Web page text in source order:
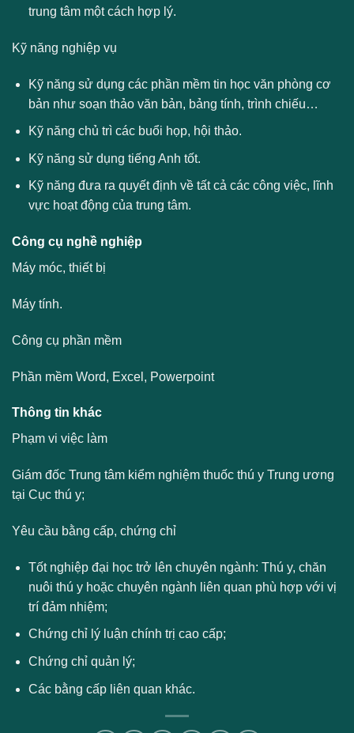
trung tâm một cách hợp lý.
Kỹ năng nghiệp vụ
Kỹ năng sử dụng các phần mềm tin học văn phòng cơ
bản như soạn thảo văn bản, bảng tính, trình chiếu…
Kỹ năng chủ trì các buổi họp, hội thảo.
Kỹ năng sử dụng tiếng Anh tốt.
Kỹ năng đưa ra quyết định về tất cả các công việc, lĩnh
vực hoạt động của trung tâm.
Công cụ nghề nghiệp
Máy móc, thiết bị
Máy tính.
Công cụ phần mềm
Phần mềm Word, Excel, Powerpoint
Thông tin khác
Phạm vi việc làm
Giám đốc Trung tâm kiểm nghiệm thuốc thú y Trung ương
tại Cục thú y;
Yêu cầu bằng cấp, chứng chỉ
Tốt nghiệp đại học trở lên chuyên ngành: Thú y, chăn
nuôi thú y hoặc chuyên ngành liên quan phù hợp với vị
trí đảm nhiệm;
Chứng chỉ lý luận chính trị cao cấp;
Chứng chỉ quản lý;
Các bằng cấp liên quan khác.